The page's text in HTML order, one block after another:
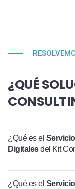
¿QUÉ
¿Qué es el
Digitalesdel Kit
¿Qué es el